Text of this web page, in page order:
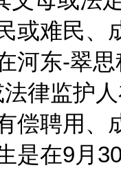
或难民、
河东-翠
监护人
偿聘用、
是在9月